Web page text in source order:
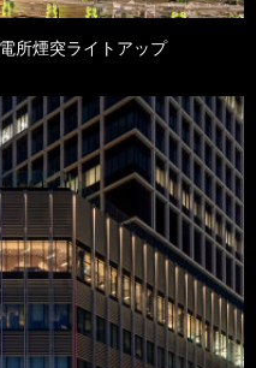
所煙突ライトアップ